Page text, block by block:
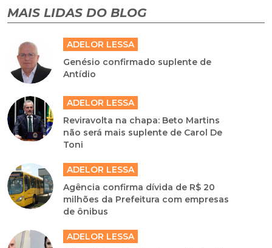
MAIS LIDAS DO BLOG
ADELOR LESSA
Genésio confirmado suplente de
Antídio
ADELOR LESSA
Reviravolta na chapa: Beto Martins
não será mais suplente de Carol De
Toni
ADELOR LESSA
Agência confirma dívida de R$ 20
milhões da Prefeitura com empresas
de ônibus
ADELOR LESSA